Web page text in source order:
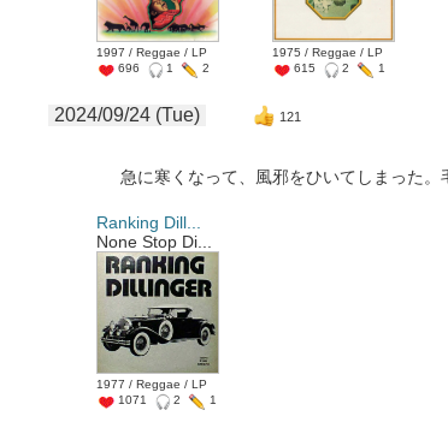
1997 / Reggae / LP
696
1 2
1975 / Reggae / LP
615
2 1
2024/09/24 (Tue) 121
急に寒くなって、風邪をひいてしまった。
Ranking Dill...
None Stop Di...
1977 / Reggae / LP
1071
2 1